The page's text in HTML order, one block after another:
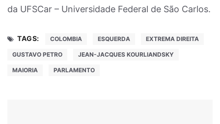
da UFSCar – Universidade Federal de São Carlos.
TAGS: COLOMBIA ESQUERDA EXTREMA DIREITA
GUSTAVO PETRO JEAN-JACQUES KOURLIANDSKY
MAIORIA PARLAMENTO